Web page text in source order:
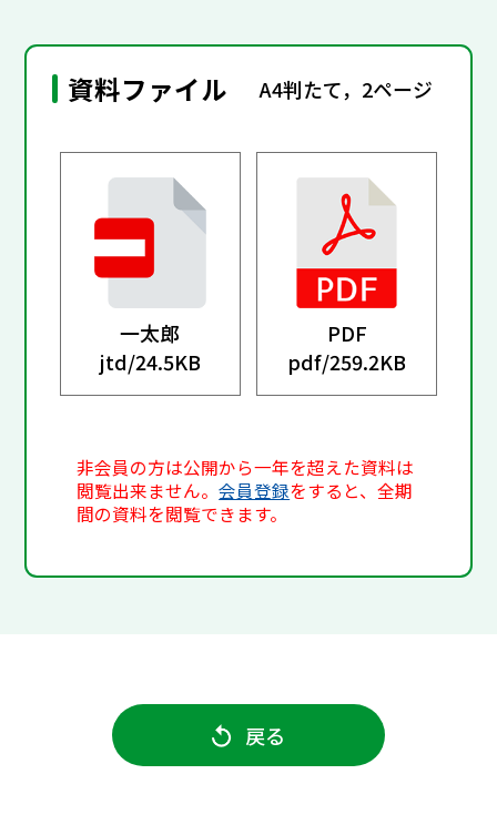
資料ファイル A4判たて，2ページ
一太郎
jtd/24.5KB
PDF
pdf/259.2KB
非会員の方は公開から一年を超えた資料は
閲覧出来ません。会員登録をすると、全期
間の資料を閲覧できます。
戻る